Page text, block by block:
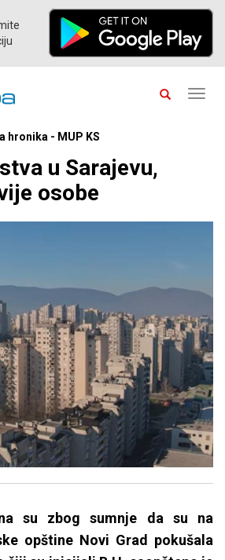
hronika - MUP KS
u Sarajevu,
osobe
su zbog sumnje da su na
opštine Novi Grad pokušala